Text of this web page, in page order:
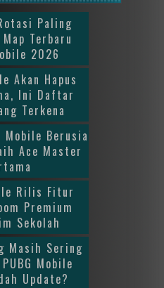
Paling
Terbaru
2026
Akan Hapus
Ini Daftar
Terkena
Mobile Berusia
Ace Master
Rilis Fitur
Premium
Sekolah
Masih Sering
Mobile
Update?